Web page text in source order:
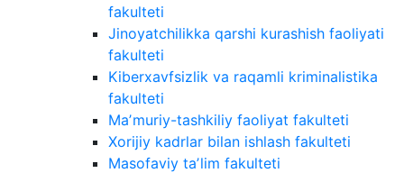
fakulteti
Jinoyatchilikka qarshi kurashish faoliyati
fakulteti
Kiberxavfsizlik va raqamli kriminalistika
fakulteti
Maʼmuriy-tashkiliy faoliyat fakulteti
Xorijiy kadrlar bilan ishlash fakulteti
Masofaviy taʼlim fakulteti